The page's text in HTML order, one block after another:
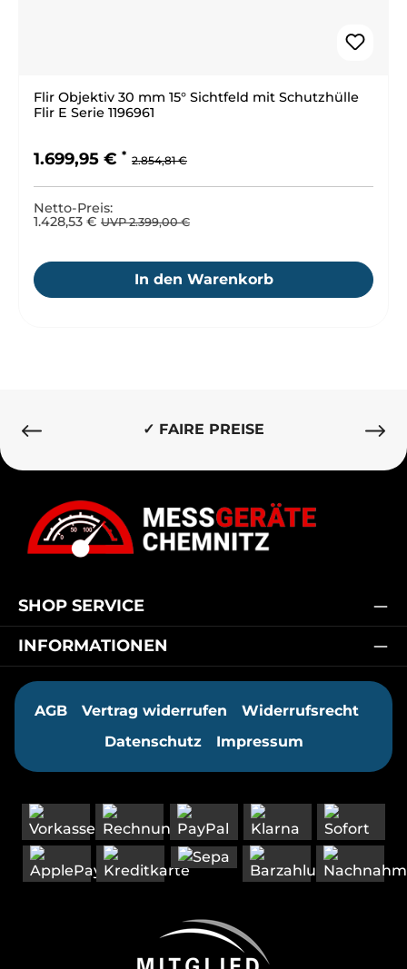
Flir Objektiv 30 mm 15° Sichtfeld mit Schutzhülle
Flir E Serie 1196961
Verkaufspreis:
1.699,95 € Regulärer Preis:
2.854,81 €
Netto-Preis:
1.428,53 € UVP 2.399,00 €
In den Warenkorb
✓ BESTE QUALITÄT
SHOP SERVICE
INFORMATIONEN
AGB Vertrag widerrufen
Widerrufsrecht
Datenschutz
Impressum